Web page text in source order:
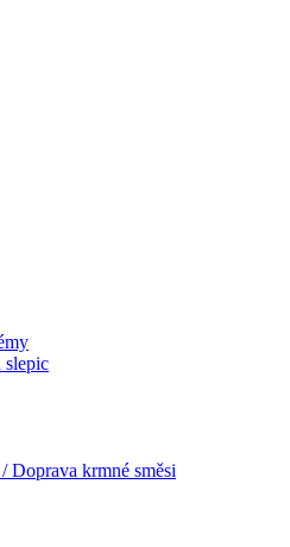
slepic
Doprava krmné směsi